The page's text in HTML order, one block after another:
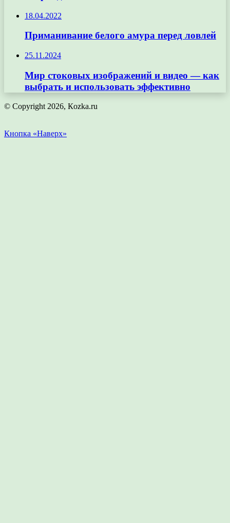
18.04.2022
Приманивание белого амура перед ловлей
25.11.2024
Мир стоковых изображений и видео — как
выбрать и использовать эффективно
© Copyright 2026, Кozka.ru
Кнопка «Наверх»